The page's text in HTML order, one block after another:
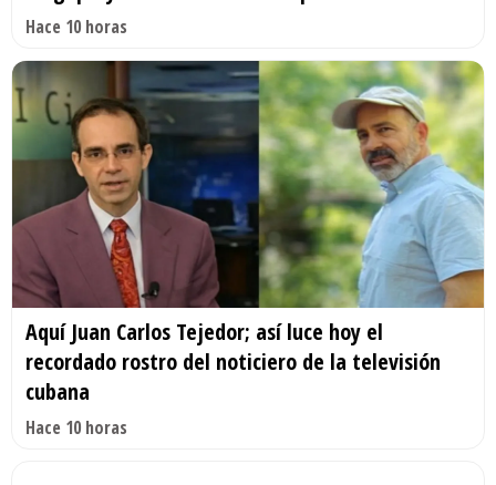
Hace 10 horas
Aquí Juan Carlos Tejedor; así luce hoy el
recordado rostro del noticiero de la televisión
cubana
Hace 10 horas